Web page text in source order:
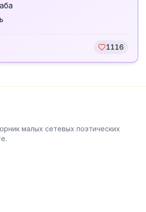
1116
малых сетевых поэтических